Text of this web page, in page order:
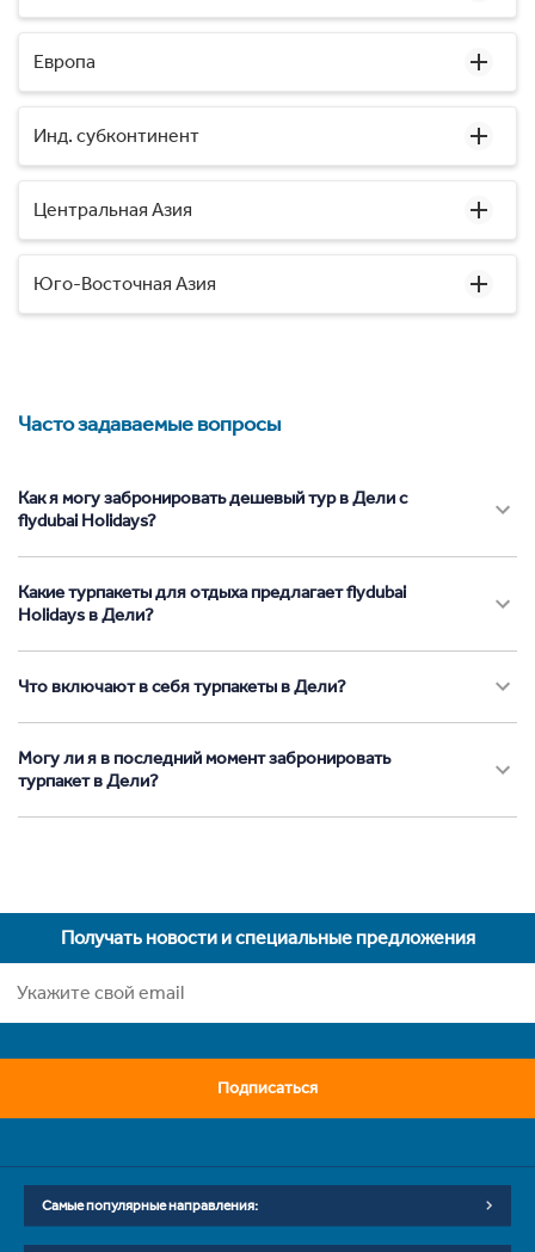
Европа
Инд. субконтинент
Центральная Азия
Юго-Восточная Азия
Часто задаваемые вопросы
Как я могу забронировать дешевый тур в Дели с
flydubai Holidays?
Какие турпакеты для отдыха предлагает flydubai
Holidays в Дели?
Что включают в себя турпакеты в Дели?
Могу ли я в последний момент забронировать
турпакет в Дели?
Получать новости и специальные предложения
Подписаться
Самые популярные направления: